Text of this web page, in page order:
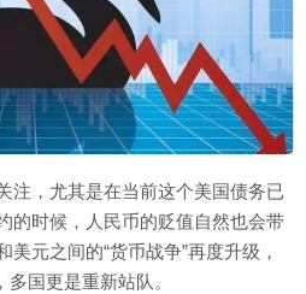
注，尤其是在当前这个美国债务已
的时候，人民币的贬值自然也会带
元之间的“货币战争”再度升级，
多国更是重新站队。